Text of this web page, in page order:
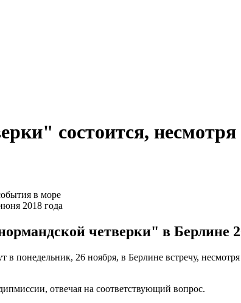
состоится,
2018 года
четверки" в Берлине
в понедельник, 26 ноября, в Берлине встречу,
отвечая на соответствующий вопрос.